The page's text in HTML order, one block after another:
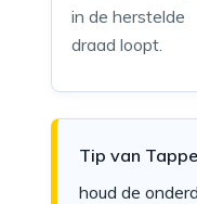
in de herstelde
draad loopt.
Tip van
houd de